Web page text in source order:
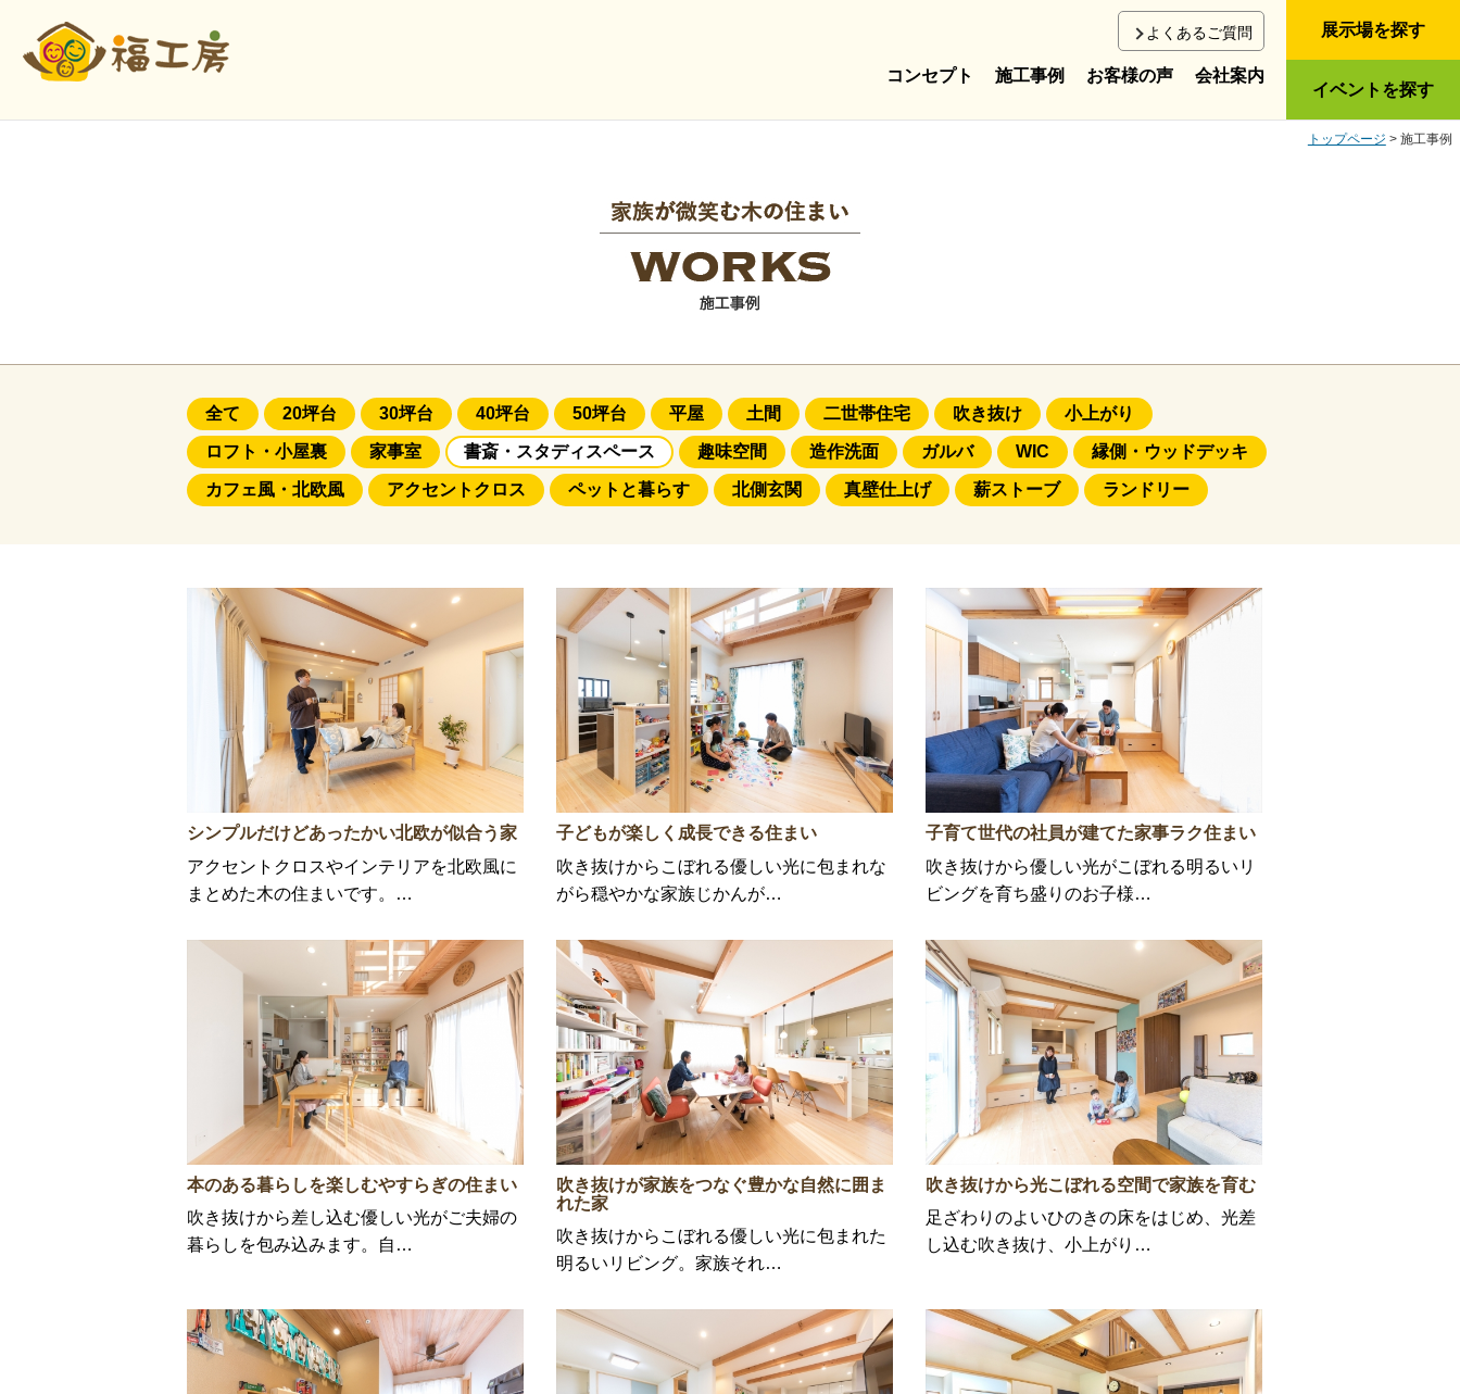
よくあるご質問
コンセプト 施工事例 お客様の声 会社案内
展示場を探す
イベントを探す
トップページ > 施工事例
全て 20坪台 30坪台 40坪台 50坪台 平屋 土間 二世帯住宅 吹き抜け 小上がり
ロフト・小屋裏 家事室 書斎・スタディスペース 趣味空間 造作洗面 ガルバ WIC 縁側・ウッドデッキ
カフェ風・北欧風 アクセントクロス ペットと暮らす 北側玄関 真壁仕上げ 薪ストーブ ランドリー
シンプルだけどあったかい北欧が似合う家
アクセントクロスやインテリアを北欧風に
まとめた木の住まいです。…
子どもが楽しく成長できる住まい
吹き抜けからこぼれる優しい光に包まれな
がら穏やかな家族じかんが…
子育て世代の社員が建てた家事ラク住まい
吹き抜けから優しい光がこぼれる明るいリ
ビングを育ち盛りのお子様…
本のある暮らしを楽しむやすらぎの住まい
吹き抜けから差し込む優しい光がご夫婦の
暮らしを包み込みます。自…
吹き抜けが家族をつなぐ豊かな自然に囲ま
れた家
吹き抜けからこぼれる優しい光に包まれた
明るいリビング。家族それ…
吹き抜けから光こぼれる空間で家族を育む
足ざわりのよいひのきの床をはじめ、光差
し込む吹き抜け、小上がり…